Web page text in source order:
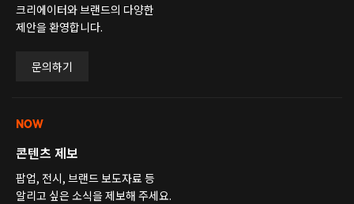
크리에이터와 브랜드의 다양한
제안을 환영합니다.
문의하기
NOW
콘텐츠 제보
팝업, 전시, 브랜드 보도자료 등
알리고 싶은 소식을 제보해 주세요.